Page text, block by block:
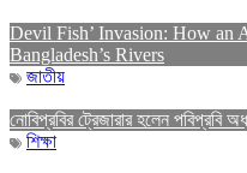
Devil Fish’ Invasion: How an
Bangladesh’s Rivers
জাতীয়
নোবিপ্রবির ট্রেজারার হলেন পবিপ্রবি
শিক্ষা